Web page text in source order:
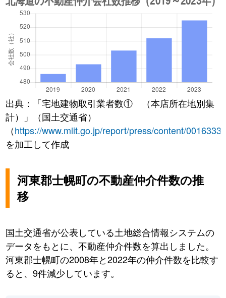
出典：「宅地建物取引業者数① （本店所在地別集
計）」（国土交通省）
（https://www.mlit.go.jp/report/press/content/
を加工して作成
河東郡士幌町の不動産仲介件数の推
移
国土交通省が公表している土地総合情報システムの
データをもとに、不動産仲介件数を算出しました。
河東郡士幌町の2008年と2022年の仲介件数を比較す
ると、9件減少しています。